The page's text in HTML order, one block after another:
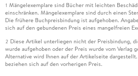
1 Mängelexemplare sind Bücher mit leichten
einschränken. Mängelexemplare sind durch einen
Die frühere Buchpreisbindung ist aufgehoben.
sich auf den gebundenen Preis eines mangelfreien
2 Diese Artikel unterliegen nicht der Preisbindung,
wurde aufgehoben oder der Preis wurde vom Verlag
Alternative wird Ihnen auf der Artikelseite dargestellt.
beziehen sich auf den vorherigen Preis.